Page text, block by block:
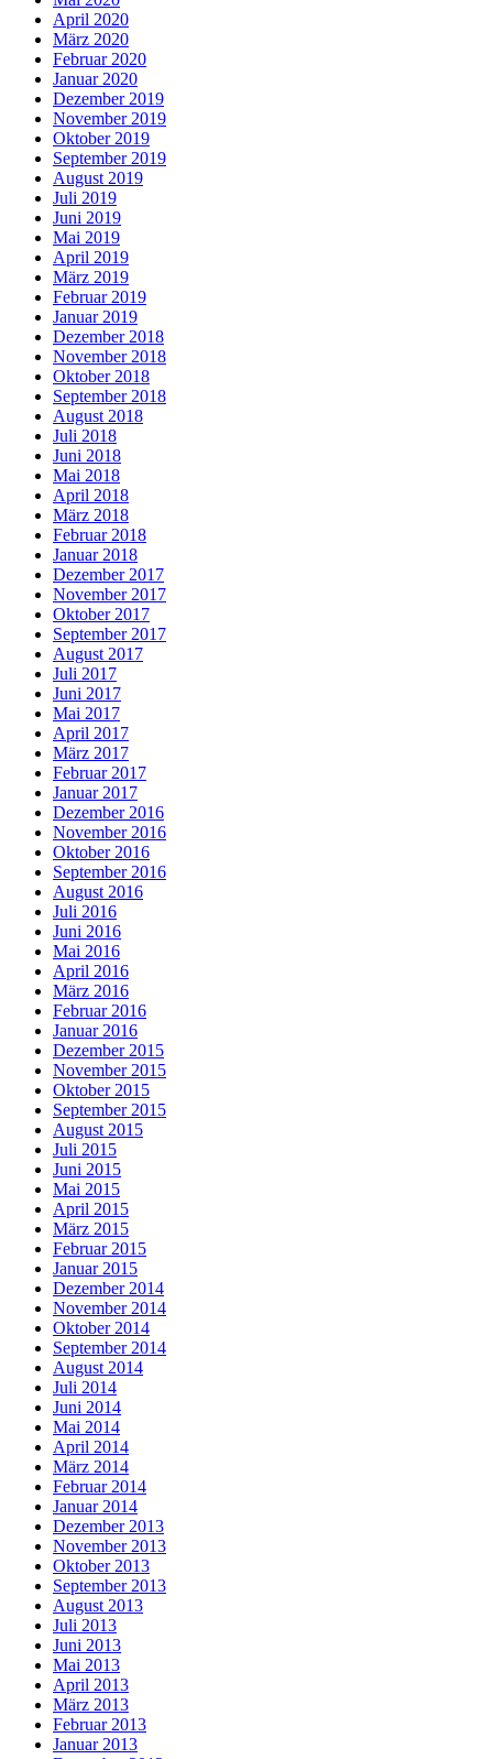
April 2020
März 2020
Februar 2020
Januar 2020
Dezember 2019
November 2019
Oktober 2019
September 2019
August 2019
Juli 2019
Juni 2019
Mai 2019
April 2019
März 2019
Februar 2019
Januar 2019
Dezember 2018
November 2018
Oktober 2018
September 2018
August 2018
Juli 2018
Juni 2018
Mai 2018
April 2018
März 2018
Februar 2018
Januar 2018
Dezember 2017
November 2017
Oktober 2017
September 2017
August 2017
Juli 2017
Juni 2017
Mai 2017
April 2017
März 2017
Februar 2017
Januar 2017
Dezember 2016
November 2016
Oktober 2016
September 2016
August 2016
Juli 2016
Juni 2016
Mai 2016
April 2016
März 2016
Februar 2016
Januar 2016
Dezember 2015
November 2015
Oktober 2015
September 2015
August 2015
Juli 2015
Juni 2015
Mai 2015
April 2015
März 2015
Februar 2015
Januar 2015
Dezember 2014
November 2014
Oktober 2014
September 2014
August 2014
Juli 2014
Juni 2014
Mai 2014
April 2014
März 2014
Februar 2014
Januar 2014
Dezember 2013
November 2013
Oktober 2013
September 2013
August 2013
Juli 2013
Juni 2013
Mai 2013
April 2013
März 2013
Februar 2013
Januar 2013